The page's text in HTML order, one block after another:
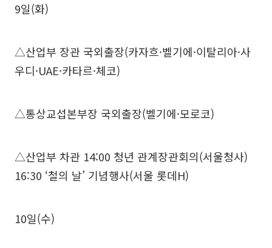
9일(화)
△산업부 장관 국외출장(카자흐·벨기에·이탈리아·사
우디·UAE·카타르·체코)
△통상교섭본부장 국외출장(벨기에·모로코)
△산업부 차관 14:00 청년 관계장관회의(서울청사)
16:30 ‘철의 날’ 기념행사(서울 롯데H)
10일(수)